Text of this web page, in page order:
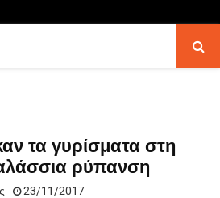
τα γυρίσματα στη
ρύπανση
23/11/2017